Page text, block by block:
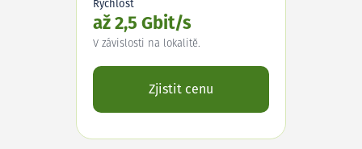
Rychlost
až 2,5 Gbit/s
V závislosti na lokalitě.
Zjistit cenu